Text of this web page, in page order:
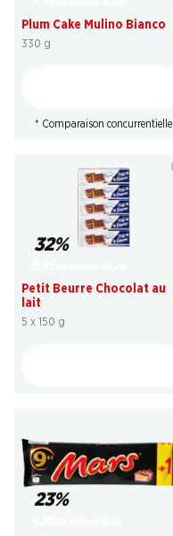
Plum Cake Mulino Bianco
330 g
* Comparaison concurrentielle
32%
Petit Beurre Chocolat au
lait
5 x 150 g
23%